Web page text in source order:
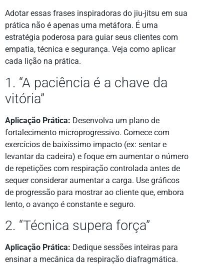
Adotar essas frases inspiradoras do jiu-jitsu em sua
prática não é apenas uma metáfora. É uma
estratégia poderosa para guiar seus clientes com
empatia, técnica e segurança. Veja como aplicar
cada lição na prática.
1. “A paciência é a chave da
vitória”
Aplicação Prática: Desenvolva um plano de
fortalecimento microprogressivo. Comece com
exercícios de baixíssimo impacto (ex: sentar e
levantar da cadeira) e foque em aumentar o número
de repetições com respiração controlada antes de
sequer considerar aumentar a carga. Use gráficos
de progressão para mostrar ao cliente que, embora
lento, o avanço é constante e seguro.
2. “Técnica supera força”
Aplicação Prática: Dedique sessões inteiras para
ensinar a mecânica da respiração diafragmática.